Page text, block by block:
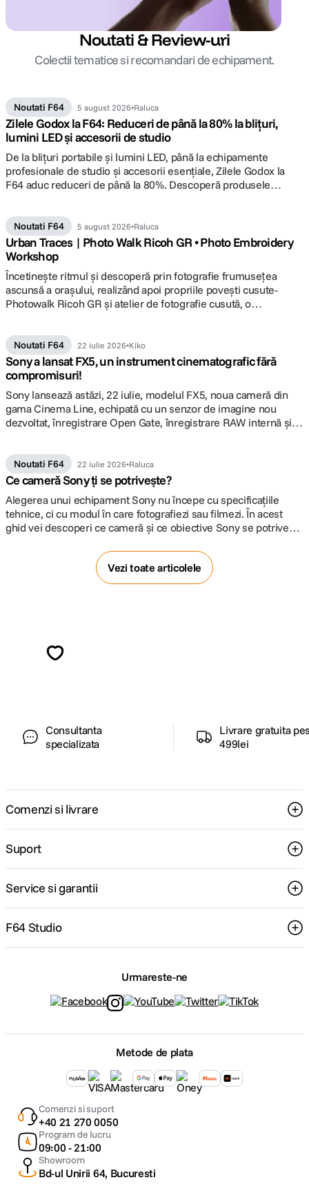
Noutati & Review-uri
Colectii tematice si recomandari de echipament.
Noutati F64 5 august 2026 Raluca
Zilele Godox la F64: Reduceri de până la 80% la blițuri,
lumini LED și accesorii de studio
De la blițuri portabile și lumini LED, până la echipamente
profesionale de studio și accesorii esențiale, Zilele Godox la
F64 aduc reduceri de până la 80%. Descoperă produsele
Noutati F64 5 august 2026 Raluca
Urban Traces | Photo Walk Ricoh GR • Photo Embroidery
Workshop
Încetineşte ritmul şi descoperă prin fotografie frumuseţea
ascunsă a oraşului, realizând apoi propriile poveşti cusute-
Photowalk Ricoh GR şi atelier de fotografie cusută, o
Noutati F64 22 iulie 2026 Kiko
Sony a lansat FX5, un instrument cinematografic fără
compromisuri!
Sony lansează astăzi, 22 iulie, modelul FX5, noua cameră din
gama Cinema Line, echipată cu un senzor de imagine nou
dezvoltat, înregistrare Open Gate, înregistrare RAW internă și
Noutati F64 22 iulie 2026 Raluca
Ce cameră Sony ți se potrivește?
Alegerea unui echipament Sony nu începe cu specificațiile
tehnice, ci cu modul în care fotografiezi sau filmezi. În acest
ghid vei descoperi ce cameră și ce obiective Sony se potrivesc
trecerea la un sistem full-frame sau cauți o soluție dedicată
Vezi toate articolele
Consultanta
specializata
Livrare gratuita
499lei
Comenzi si livrare
Suport
Service si garantii
F64 Studio
Urmareste-ne
Metode de plata
Comenzi si suport
+40 21 270 0050
Program de lucru
09:00 - 21:00
Showroom
Bd-ul Unirii 64, Bucuresti